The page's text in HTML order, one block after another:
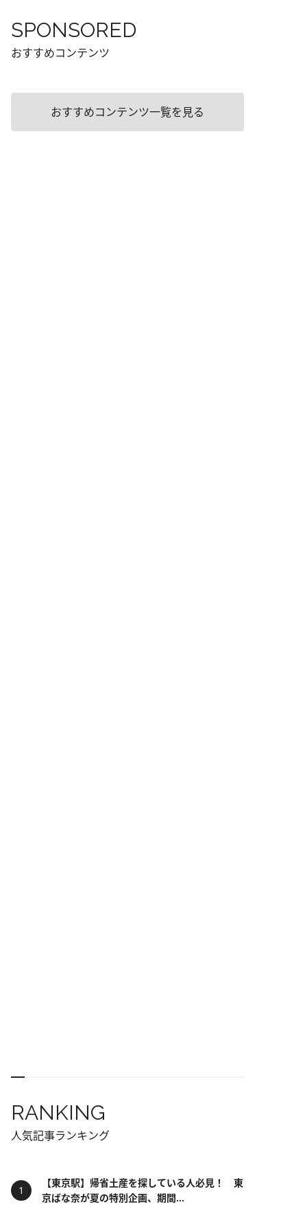
SPONSORED
おすすめコンテンツ
おすすめコンテンツ一覧を見る
RANKING
人気記事ランキング
【東京駅】帰省土産を探している人必見！ 東
京ばな奈が夏の特別企画、期間...